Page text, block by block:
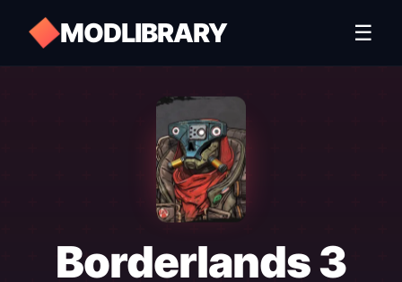
MODLIBRARY ☰
Borderlands 3